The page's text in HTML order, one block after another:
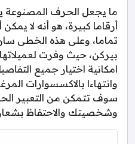
ما يجعل الحرف المصنوعة
أرقاما كبيرة، هو أنه لا
تماما، وعلى هذه الخطى
بيركن، حيث وفرت
امكانية اختيار جميع
وانتهاءا بالاكسسوارات
سوف تتمكن من التعبير
وشخصيتك والاحتفاظ بشعار